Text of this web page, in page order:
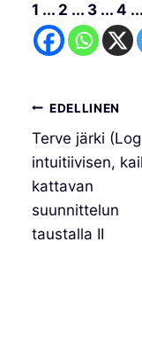
1 ... 2 ... 3 ... 4
Artikkelien
selaus
EDELLINEN
Terve järki
intuitiivisen,
kattavan
suunnittelun
taustalla II